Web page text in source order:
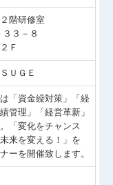
階研修室
３－８
Ｆ
ＵＧＥ
「資金繰対策」「経
管理」「経営革新」
「変化をチャンス
来を変える！」を
ーを開催致します。